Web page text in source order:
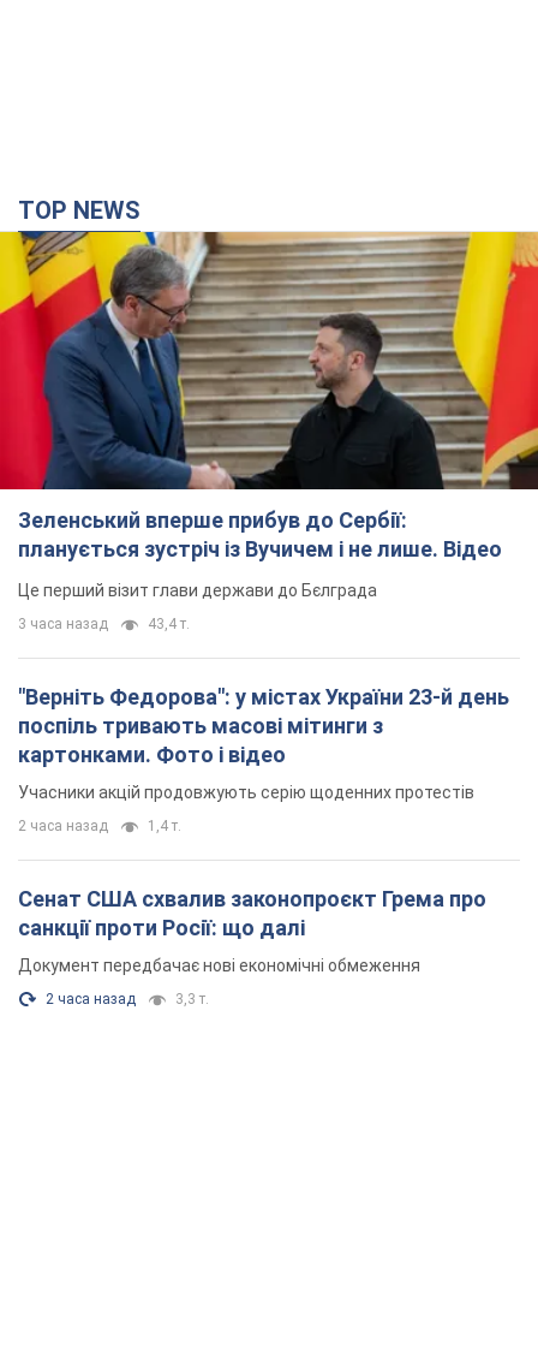
TOP NEWS
Зеленський вперше прибув до Сербії:
планується зустріч із Вучичем і не лише. Відео
Це перший візит глави держави до Бєлграда
3 часа назад 43,4 т.
"Верніть Федорова": у містах України 23-й день
поспіль тривають масові мітинги з
картонками. Фото і відео
Учасники акцій продовжують серію щоденних протестів
2 часа назад 1,4 т.
Сенат США схвалив законопроєкт Грема про
санкції проти Росії: що далі
Документ передбачає нові економічні обмеження
2 часа назад 3,3 т.